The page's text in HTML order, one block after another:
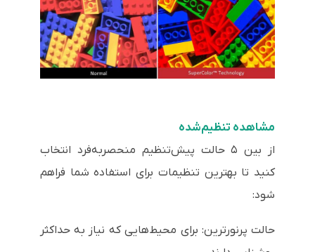
مشاهده تنظیم‌شده
از بین ۵ حالت پیش‌تنظیم منحصربه‌فرد انتخاب
کنید تا بهترین تنظیمات برای استفاده شما فراهم
شود:
حالت پرنورترین: برای محیط‌هایی که نیاز به حداکثر